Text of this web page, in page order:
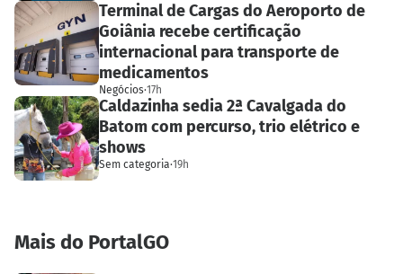
Terminal de Cargas do Aeroporto de
Goiânia recebe certificação
internacional para transporte de
medicamentos
Negócios·17h
Caldazinha sedia 2ª Cavalgada do
Batom com percurso, trio elétrico e
shows
Sem categoria·19h
Mais do PortalGO